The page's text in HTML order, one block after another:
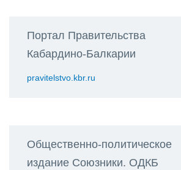
Портал Правительства
Кабардино-Балкарии
pravitelstvo.kbr.ru
Общественно-политическое
издание Союзники. ОДКБ